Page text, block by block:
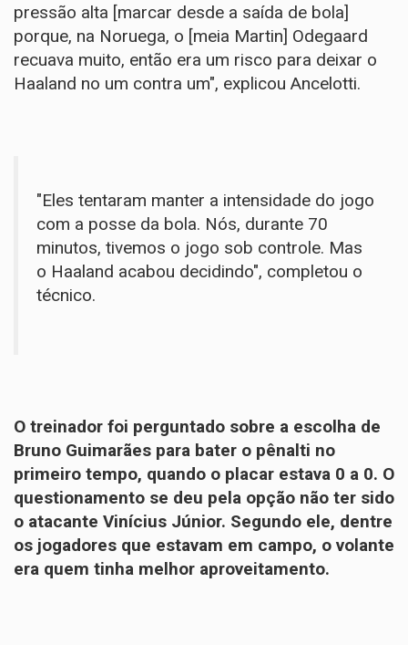
pressão alta [marcar desde a saída de bola]
porque, na Noruega, o [meia Martin] Odegaard
recuava muito, então era um risco para deixar o
Haaland no um contra um", explicou Ancelotti.
"Eles tentaram manter a intensidade do jogo
com a posse da bola. Nós, durante 70
minutos, tivemos o jogo sob controle. Mas
o Haaland acabou decidindo", completou o
técnico.
O treinador foi perguntado sobre a escolha de
Bruno Guimarães para bater o pênalti no
primeiro tempo, quando o placar estava 0 a 0. O
questionamento se deu pela opção não ter sido
o atacante Vinícius Júnior. Segundo ele, dentre
os jogadores que estavam em campo, o volante
era quem tinha melhor aproveitamento.